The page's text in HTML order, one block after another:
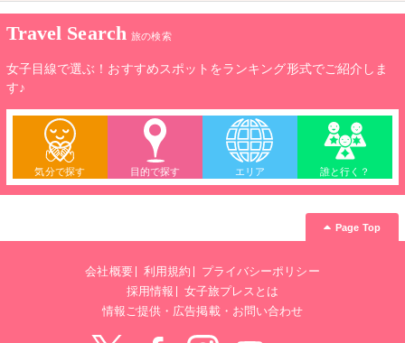
Travel Search 旅の検索
女子目線で選ぶ！おすすめスポットをランキング形式でご紹介しま
す♪
気分で探す 目的で探す エリア 誰と行く？
Page Top
会社概要 利用規約
プライバシーポリシー
採用情報
女子旅プレスとは
情報ご提供・広告掲載・お問い合わせ